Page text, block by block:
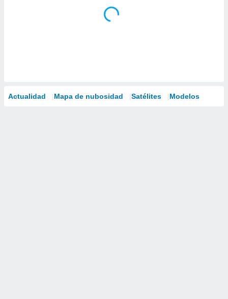
Actualidad Mapa de nubosidad Satélites Modelos